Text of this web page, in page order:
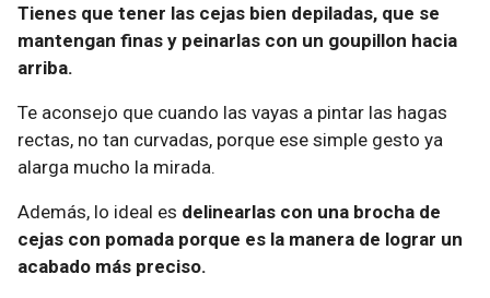
Tienes que tener las cejas bien depiladas, que se
mantengan finas y peinarlas con un goupillon hacia
arriba.
Te aconsejo que cuando las vayas a pintar las hagas
rectas, no tan curvadas, porque ese simple gesto ya
alarga mucho la mirada.
Además, lo ideal es delinearlas con una brocha de
cejas con pomada porque es la manera de lograr un
acabado más preciso.